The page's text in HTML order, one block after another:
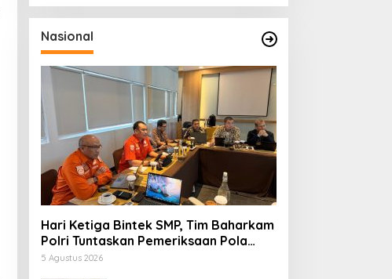
Nasional
Hari Ketiga Bintek SMP, Tim Baharkam
Polri Tuntaskan Pemeriksaan Pola
Pengamanan Pertamina Patra Niaga
5 Agustus 2026